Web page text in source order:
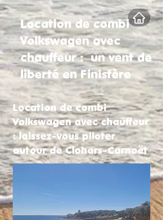
Location de combi
Volkswagen avec
chauffeur : un vent de
liberté en Finistère
Location de combi
Volkswagen avec chauffeur
: laissez-vous piloter
autour de Clohars-Carnoët